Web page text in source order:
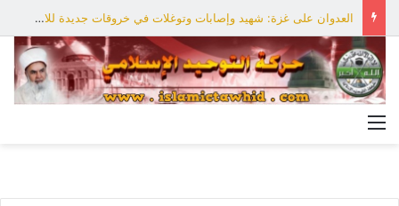
العدوان على غزة: شهيد وإصابات وتوغلات في خروقات جديدة للاحتلال